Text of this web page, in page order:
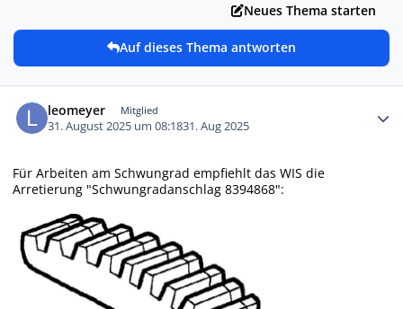
Neues Thema starten
Auf dieses Thema antworten
leomeyer Mitglied
31. August 2025 um 08:1831. Aug 2025
Für Arbeiten am Schwungrad empfiehlt das WIS die
Arretierung "Schwungradanschlag 8394868":